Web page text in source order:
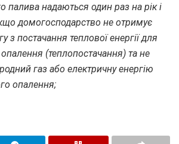
палива надаються один раз на рік і
домогосподарство не отримує
з постачання теплової енергії для
(теплопостачання) та не
газ або електричну енергію
опалення;